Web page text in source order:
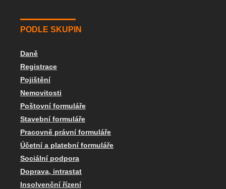
PODLE SKUPIN
Daně
Registrace
Pojištění
Nemovitosti
Poštovní formuláře
Stavební formuláře
Pracovně právní formuláře
Účetní a platební formuláře
Sociální podpora
Doprava, intrastat
Insolvenční řízení